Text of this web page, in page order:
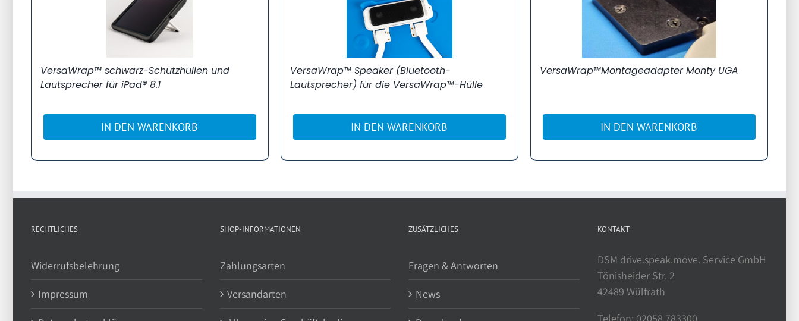
VersaWrap™ schwarz-Schutzhüllen und
Lautsprecher für iPad® 8.1
IN DEN WARENKORB
VersaWrap™ Speaker (Bluetooth-
Lautsprecher) für die VersaWrap™-Hülle
IN DEN WARENKORB
VersaWrap™Montageadapter Monty UGA
IN DEN WARENKORB
RECHTLICHES
Widerrufsbelehrung
Impressum
SHOP-INFORMATIONEN
Zahlungsarten
Versandarten
ZUSÄTZLICHES
Fragen & Antworten
News
KONTAKT
DSM drive.speak.move. Service GmbH
Tönisheider Str. 2
42489 Wülfrath
Telefon: 02058 783300